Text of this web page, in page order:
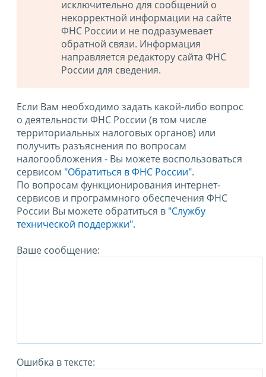
исключительно для сообщений о
некорректной информации на сайте
ФНС России и не подразумевает
обратной связи. Информация
направляется редактору сайта ФНС
России для сведения.
Если Вам необходимо задать какой-либо вопрос
о деятельности ФНС России (в том числе
территориальных налоговых органов) или
получить разъяснения по вопросам
налогообложения - Вы можете воспользоваться
сервисом "Обратиться в ФНС России".
По вопросам функционирования интернет-
сервисов и программного обеспечения ФНС
России Вы можете обратиться в "Службу
технической поддержки".
Ваше сообщение:
Ошибка в тексте: